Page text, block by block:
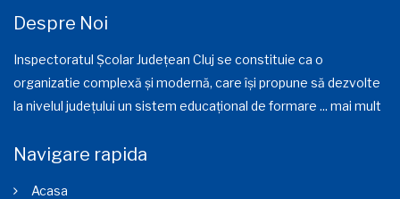
Despre Noi
Inspectoratul Școlar Județean Cluj se constituie ca o
organizatie complexă și modernă, care își propune să dezvolte
la nivelul județului un sistem educațional de formare ... mai mult
Navigare rapida
Acasa